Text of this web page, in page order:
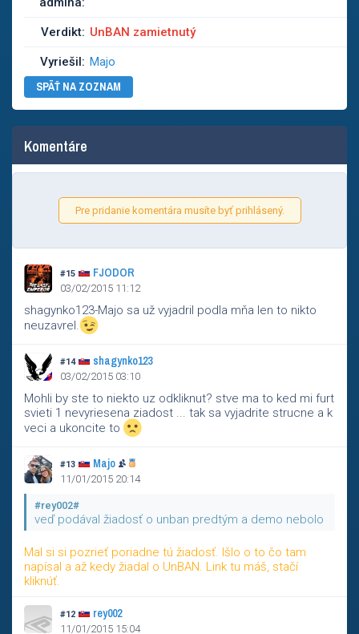
Verdikt: UnBAN zamietnutý
Vyriešil: Majo
SPÄŤ NA ZOZNAM
Komentáre
Pre pridanie komentára musíte byť prihlásený.
#15 FJODOR
03/02/2015 11:12
shagynko123-Majo sa už vyjadril podla mňa len to nikto
neuzavrel.
#14 shagynko123
03/02/2015 03:10
Mohli by ste to niekto uz odkliknut? stve ma to ked mi furt
svieti 1 nevyriesena ziadost ... tak sa vyjadrite strucne a k
veci a ukoncite to
#13 Majo
11/01/2015 20:14
#rey002#
veď podával žiadosť o unban predtým a demo nebolo
Mal si si pozrieť poriadne tú žiadosť. Išlo o to čo tam
napísal a až kedy žiadal o UnBAN. Link tu máš, stačí
kliknúť.
#12 rey002
11/01/2015 15:04